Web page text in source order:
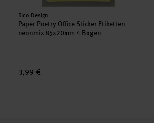
Hersteller:
Rico Design
Paper Poetry Office Sticker Etiketten
neonmix 85x20mm 4 Bogen
3,99 €